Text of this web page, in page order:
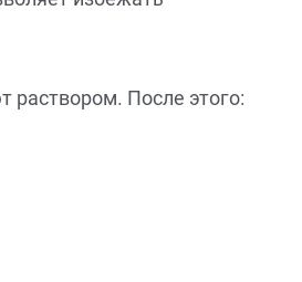
раствором. После этого: